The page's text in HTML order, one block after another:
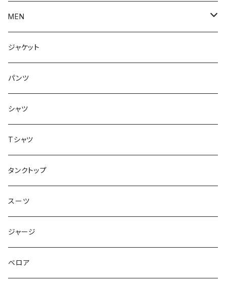
アウター
ボトムス
トップス
MEN
アウター
インナー
ボトムス
ジャケット
トップス
ジャケット
パンツ
シャツ
Tシャツ
タンクトップ
スーツ
ジャージ
ベロア